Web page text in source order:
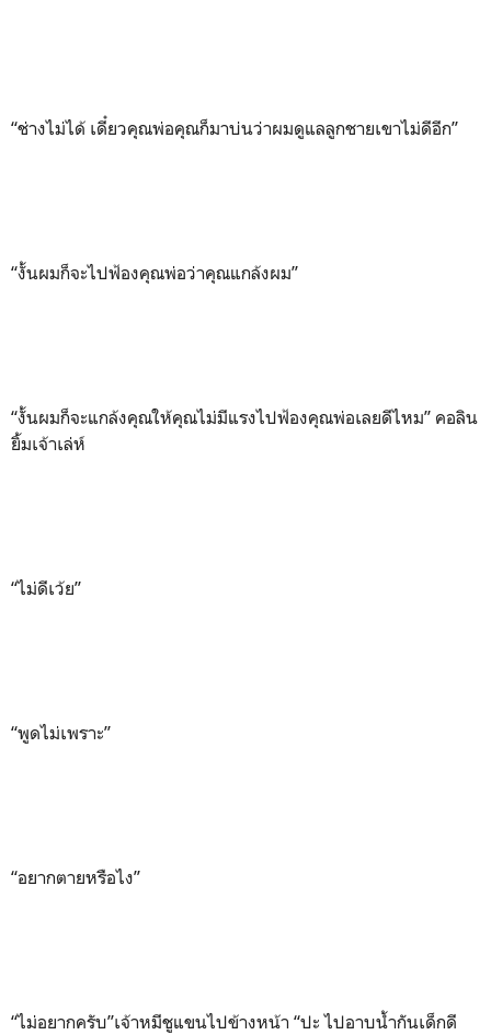
“ช่างไม่ได้ เดี๋ยวคุณพ่อคุณก็มาบ่นว่าผมดูแลลูกชายเขาไม่ดีอีก”
“งั้นผมก็จะไปฟ้องคุณพ่อว่าคุณแกล้งผม”
“งั้นผมก็จะแกล้งคุณให้คุณไม่มีแรงไปฟ้องคุณพ่อเลยดีไหม” คอลิน
ยิ้มเจ้าเล่ห์
“ไม่ดีเว้ย”
“พูดไม่เพราะ”
“อยากตายหรือไง”
“ไม่อยากครับ”เจ้าหมีชูแขนไปข้างหน้า “ปะ ไปอาบน้ำกันเด็กดี